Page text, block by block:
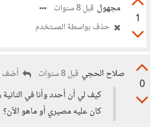
1
مجهول قبل 8 سنوات
حذف بواسطة المستخدم
0
صلاح الحجي قبل 8 سنوات
أضف
كيف لي أن أحدد وأنا في
كان عليه مصيري أو ماهو الآن؟